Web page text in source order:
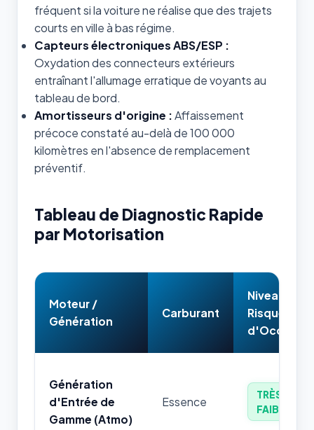
fréquent si la voiture ne réalise que des trajets
courts en ville à bas régime.
Capteurs électroniques ABS/ESP :
Oxydation des connecteurs extérieurs
entraînant l'allumage erratique de voyants au
tableau de bord.
Amortisseurs d'origine :Affaissement
précoce constaté au-delà de 100 000
kilomètres en l'absence de remplacement
préventif.
Tableau de Diagnostic Rapide
par Motorisation
Moteur /
Génération
Carburant
Niveau de
Risque
d'Occasion
Génération
d'Entrée de
Gamme (Atmo)
Essence
TRÈS
FAIBLE